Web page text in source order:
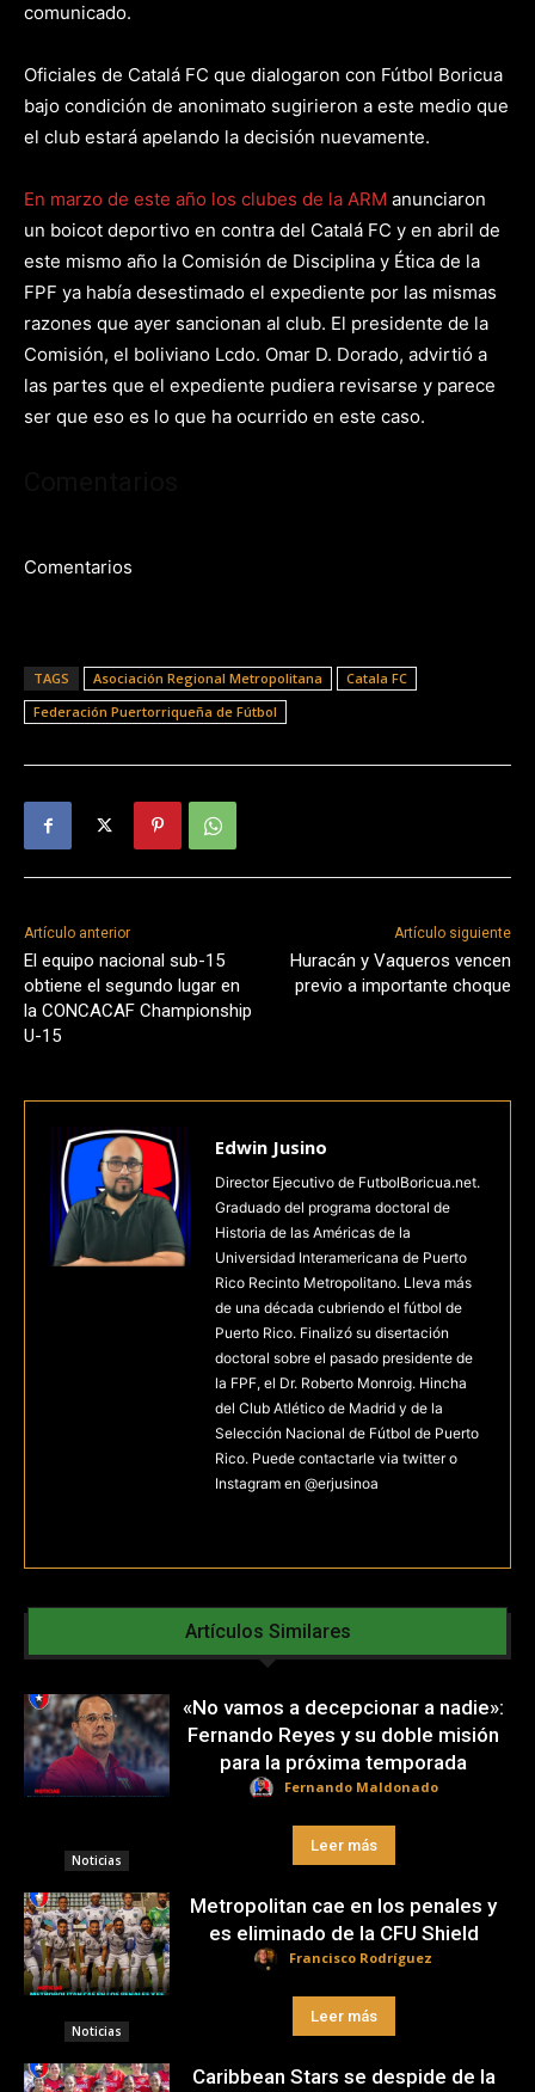
comunicado.
Oficiales de Catalá FC que dialogaron con Fútbol Boricua
bajo condición de anonimato sugirieron a este medio que
el club estará apelando la decisión nuevamente.
En marzo de este año los clubes de la ARM anunciaron
un boicot deportivo en contra del Catalá FC y en abril de
este mismo año la Comisión de Disciplina y Ética de la
FPF ya había desestimado el expediente por las mismas
razones que ayer sancionan al club. El presidente de la
Comisión, el boliviano Lcdo. Omar D. Dorado, advirtió a
las partes que el expediente pudiera revisarse y parece
ser que eso es lo que ha ocurrido en este caso.
Comentarios
TAGS Asociación Regional Metropolitana
Catala FC
Federación Puertorriqueña de Fútbol
Artículo anterior
El equipo nacional sub-15
obtiene el segundo lugar en
la CONCACAF Championship
U-15
Artículo siguiente
Huracán y Vaqueros vencen
previo a importante choque
Edwin Jusino
Director Ejecutivo de FutbolBoricua.net.
Graduado del programa doctoral de
Historia de las Américas de la
Universidad Interamericana de Puerto
Rico Recinto Metropolitano. Lleva más
de una década cubriendo el fútbol de
Puerto Rico. Finalizó su disertación
doctoral sobre el pasado presidente de
la FPF, el Dr. Roberto Monroig. Hincha
del Club Atlético de Madrid y de la
Selección Nacional de Fútbol de Puerto
Rico. Puede contactarle via twitter o
Instagram en @erjusinoa
Artículos Similares
Noticias
«No vamos a decepcionar a nadie»:
Fernando Reyes y su doble misión
para la próxima temporada
Fernando Maldonado
Leer más
Noticias
Metropolitan cae en los penales y
es eliminado de la CFU Shield
Francisco Rodríguez
Leer más
Caribbean Stars se despide de la